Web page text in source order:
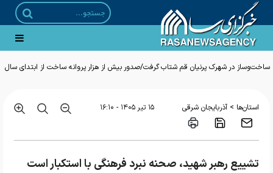
ساخت‌وساز در شهرک پرنیان قم شتاب گرفت/صدور بیش از هزار پروانه ساخت از ابتدای سال
استان‌ها > آذربایجان شرقی ۱۵ تير ۱۴۰۵ - ۱۶:۱۰
تشییع رهبر شهید، صحنه نبرد فرهنگی با استکبار است